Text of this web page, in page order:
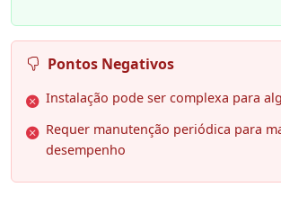
Pontos Negativos
Instalação pode ser complexa para
Requer manutenção periódica para
desempenho